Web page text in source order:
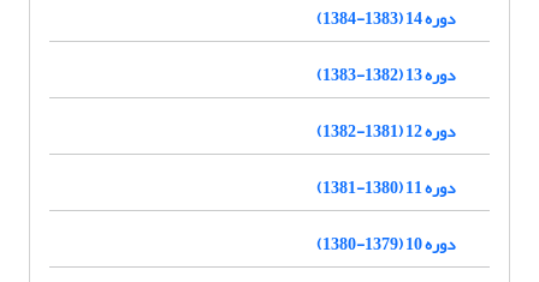
دوره 14 (1383-1384)
دوره 13 (1382-1383)
دوره 12 (1381-1382)
دوره 11 (1380-1381)
دوره 10 (1379-1380)